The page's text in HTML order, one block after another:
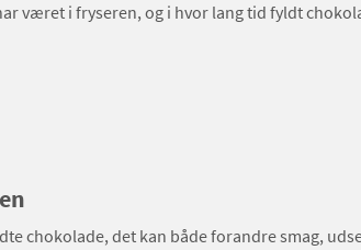
været i fryseren, og i hvor lang tid fyldt
chokolade, det kan både forandre smag,